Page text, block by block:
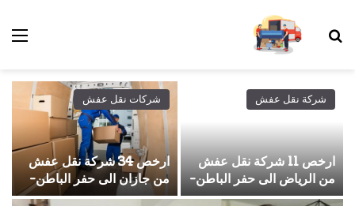
بحث عن
شركة نقل عفش
ارخص 11 شركة نقل عفش
من الرياض الى حفر الباطن-
خصم 54%
شركات نقل عفش
ارخص 34 شركة نقل عفش
من جازان الى حفر الباطن-
خصم 66%